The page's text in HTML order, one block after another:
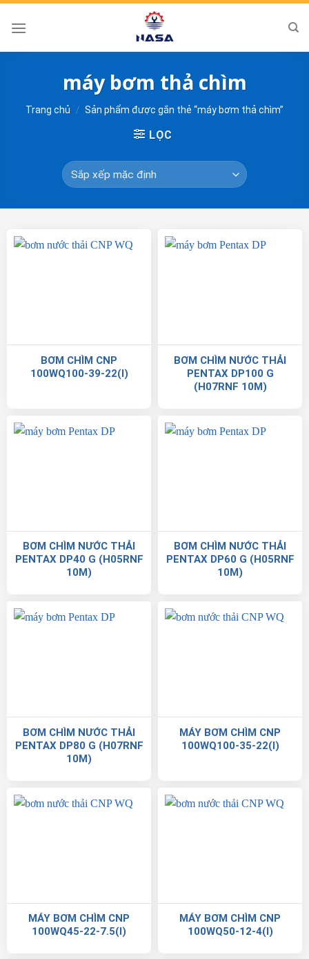
Skip
máy bơm thả chìm
Trang chủ / Sản phẩm được gắn thẻ “máy bơm thả chìm”
LỌC
BƠM CHÌM CNP
100WQ100-39-22(I)
BƠM CHÌM NƯỚC THẢI
PENTAX DP100 G
(H07RNF 10M)
BƠM CHÌM NƯỚC THẢI
PENTAX DP40 G (H05RNF
10M)
BƠM CHÌM NƯỚC THẢI
PENTAX DP60 G (H05RNF
10M)
BƠM CHÌM NƯỚC THẢI
PENTAX DP80 G (H07RNF
10M)
MÁY BƠM CHÌM CNP
100WQ100-35-22(I)
MÁY BƠM CHÌM CNP
100WQ45-22-7.5(I)
MÁY BƠM CHÌM CNP
100WQ50-12-4(I)